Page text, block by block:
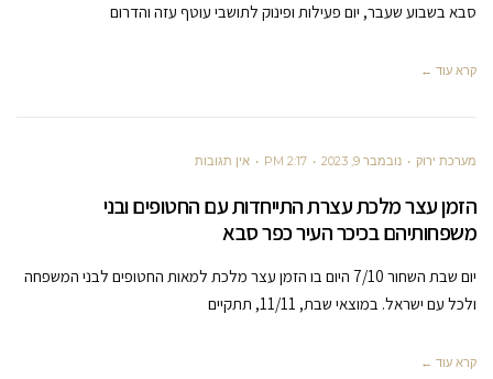
סבא בשבוע שעבר, יום פעילות ופינוק לתושבי עוטף עזה והדרום
קרא עוד ←
מערכת ירוק נובמבר 9, 2023 2:17 PM אין תגובות
הזמן עצר מלכת עצרת התייחדות עם החטופים ובני
משפחותיהם בכיכר העיר כפר סבא
יום שבת השחור 7/10 היום בו הזמן עצר מלכת למאות החטופים לבני המשפחה
ולכל עם ישראל. במוצאי שבת, 11/11, תתקיים
קרא עוד ←